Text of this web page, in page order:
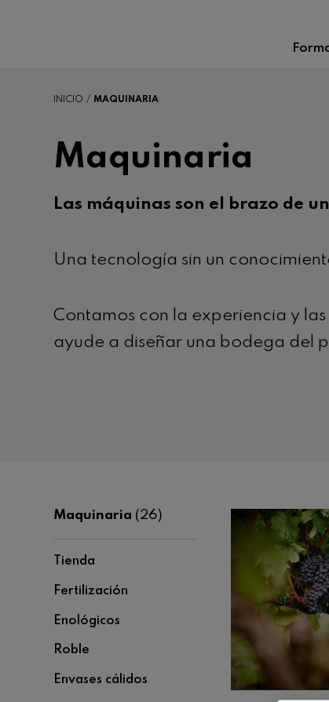
INICIO MAQUINARIA
Maquinaria
Las máquinas son el brazo de
Una tecnología sin un
Contamos con la experiencia y
ayude a diseñar una bodega del
Maquinaria (26)
Tienda
Fertilización
Enológicos
Roble
Envases cálidos